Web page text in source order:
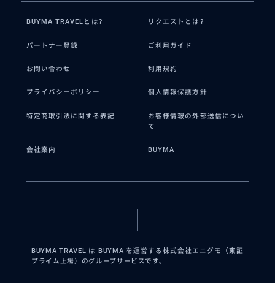
BUYMA TRAVELとは? リクエストとは?
パートナー登録 ご利用ガイド
お問い合わせ 利用規約
プライバシーポリシー 個人情報保護方針
特定商取引法に関する表記
お客様情報の外部送信につい
て
会社案内 BUYMA
BUYMA TRAVEL は BUYMA を運営する株式会社エニグモ（東証
プライム上場）のグループサービスです。